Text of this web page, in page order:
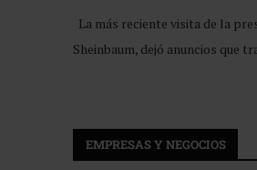
La más reciente visita de la
Sheinbaum, dejó anuncios que
EMPRESAS Y NEGOCIOS